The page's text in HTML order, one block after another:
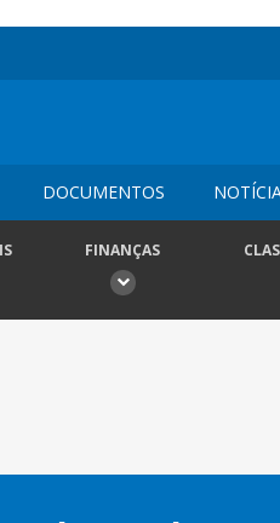
DOCUMENTOS
FINANÇAS